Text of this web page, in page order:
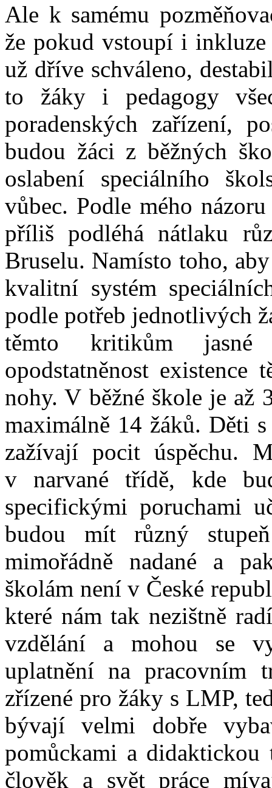
Ale k samému
že pokud vstoupí i
už dříve schváleno,
to žáky i pedagogy
poradenských zařízení,
budou žáci z běžných
oslabení speciálního
vůbec. Podle mého
příliš podléhá nátlaku
Bruselu. Namísto toho,
kvalitní systém
podle potřeb jednotlivých
těmto kritikům jasné
opodstatněnost
nohy. V běžné škole je až
maximálně 14 žáků. Děti
zažívají pocit úspěchu.
v narvané třídě, kde
specifickými poruchami
budou mít různý
mimořádně nadané a
školám není v České
které nám tak nezištně
vzdělání a mohou se
uplatnění na pracovním
zřízené pro žáky s LMP,
bývají velmi dobře
pomůckami a didaktickou
člověk a svět práce